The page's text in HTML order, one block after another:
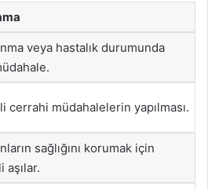
veya hastalık durumunda
cerrahi müdahalelerin yapılması.
sağlığını korumak için
aşılar.